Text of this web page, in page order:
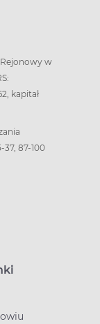
w
kapitał
87-100